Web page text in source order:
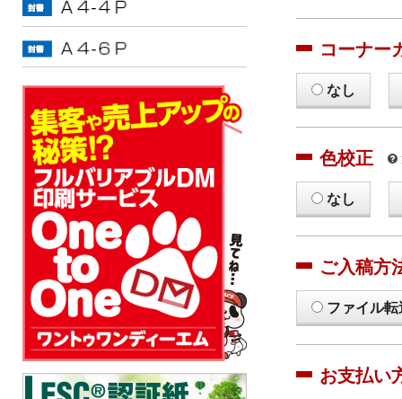
コーナー
なし
色校正
なし
ご入稿方
ファイル
お支払い